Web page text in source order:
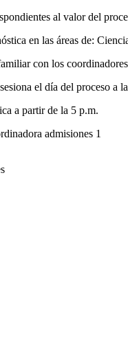
al valor del
en las áreas de:
con los
el día del proceso a
a partir de la 5 p.m.